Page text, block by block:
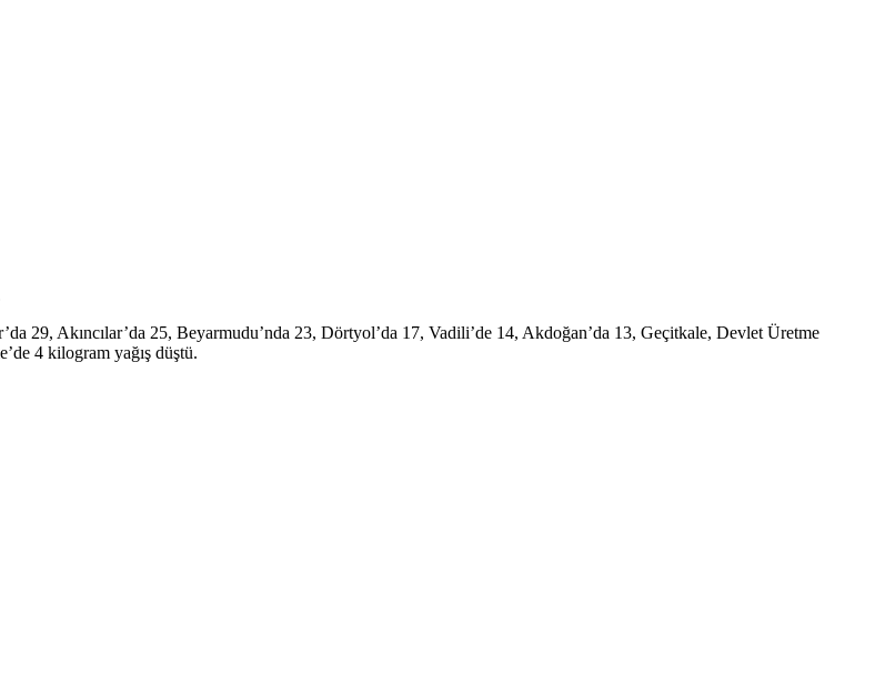
29, Akıncılar’da 25, Beyarmudu’nda 23, Dörtyol’da 17, Vadili’de 14, Akdoğan’da 13, Geçitkale, Devlet Üretme
4 kilogram yağış düştü.